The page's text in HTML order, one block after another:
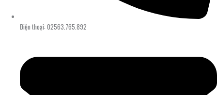
Điện thoại: 02563.765.892